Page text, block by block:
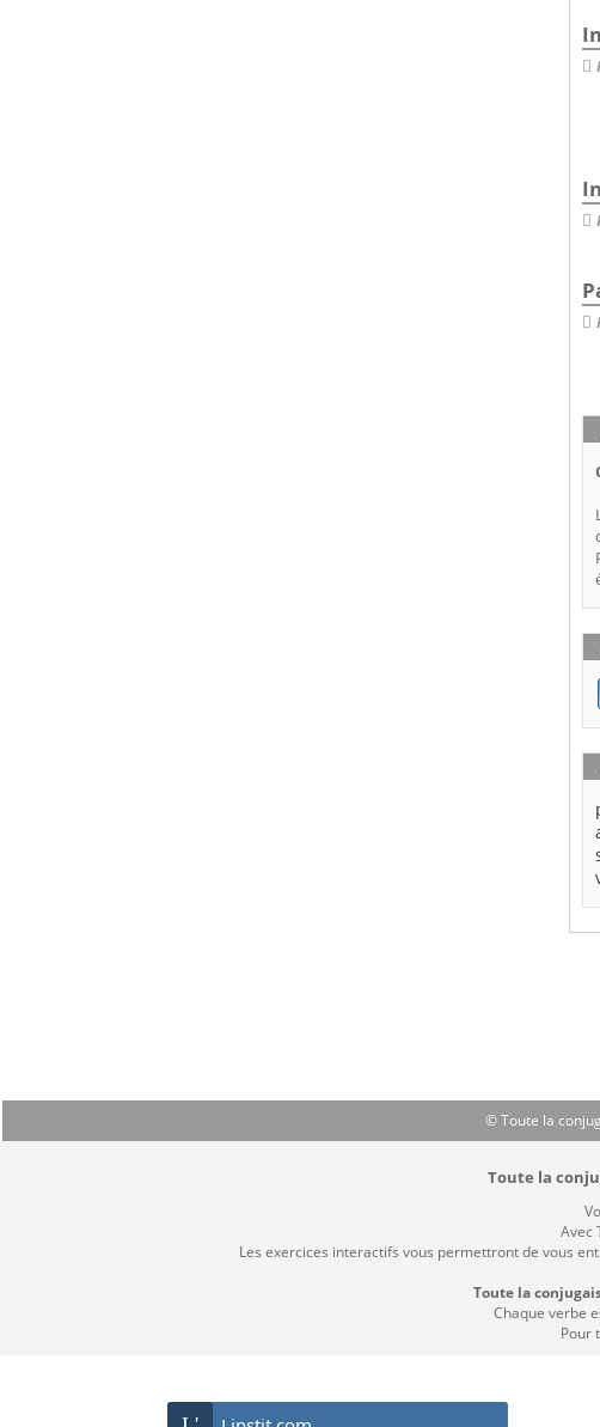
© Toute la
Toute la
Avec
Les exercices interactifs vous permettront de vous
Toute la
Chaque verbe
Pour